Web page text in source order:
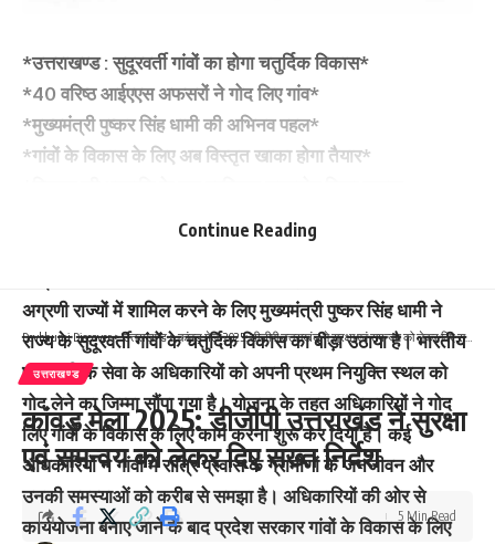
*उत्तराखण्ड : सुदूरवर्ती गांवों का होगा चतुर्दिक विकास*
*40 वरिष्ठ आईएएस अफसरों ने गोद लिए गांव*
*मुख्यमंत्री पुष्कर सिंह धामी की अभिनव पहल*
*गांवों के विकास के लिए अब विस्तृत खाका होगा तैयार*
देहरादून। गांवों का कायाकल्प होने से विकसित प्रदेश और विकसित
अग्रणी राज्यों में शामिल करने के लिए मुख्यमंत्री पुष्कर सिंह धामी ने
राज्य के सुदूरवर्ती गांवों के चतुर्दिक विकास का बीड़ा उठाया है। भारतीय
प्रशासनिक सेवा के अधिकारियों को अपनी प्रथम नियुक्ति स्थल को
गोद लेने का जिम्मा सौंपा गया है। योजना के तहत अधिकारियों ने गोद
लिए गांवों के विकास के लिए काम करना शुरू कर दिया है। कई
अधिकारियों ने गांवों में रात्रि प्रवास के ग्रामीणों के जनजीवन और
उनकी समस्याओं को करीब से समझा है। अधिकारियों की ओर से
कार्ययोजना बनाए जाने के बाद प्रदेश सरकार गांवों के विकास के लिए
Continue Reading
Devbhumi Discover>उत्तराखण्ड>कांवड़ मेला 2025: डीजीपी उत्तराखंड ने सुरक्षा एवं समन्वय को लेकर दिए सख्त निर्देश
उत्तराखण्ड
कांवड़ मेला 2025: डीजीपी उत्तराखंड ने सुरक्षा
एवं समन्वय को लेकर दिए सख्त निर्देश
5 Min Read